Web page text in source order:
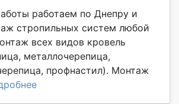
работаем по Днепру и
стропильных систем любой
всех видов кровель
металлочерепица,
профнастил). Монтаж